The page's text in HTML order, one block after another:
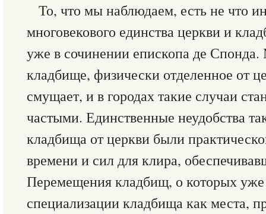
То, что мы наблюдаем, есть не что
многовекового единства церкви и
уже в сочинении епископа де Спонда.
кладбище, физически отделенное от
смущает, и в городах такие случаи
частыми. Единственные неудобства
кладбища от церкви были
времени и сил для клира,
Перемещения кладбищ, о которых уже
специализации кладбища как места,